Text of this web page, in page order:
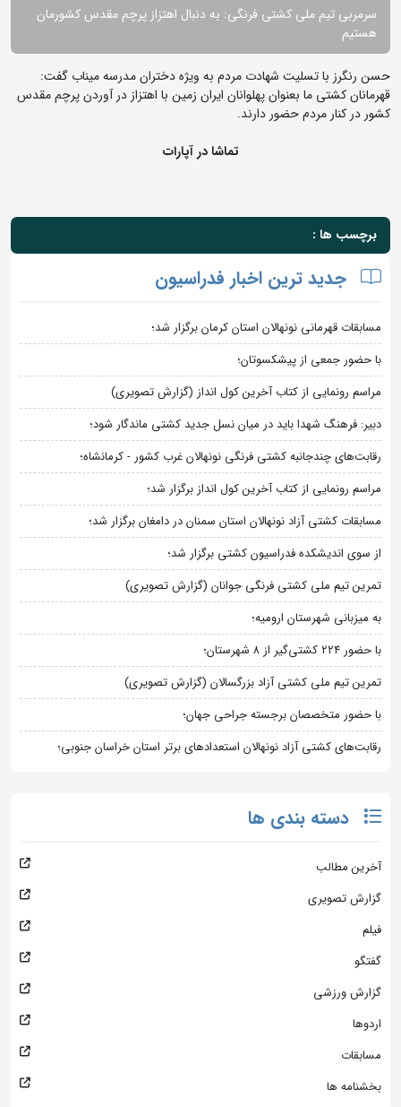
سرمربی تیم ملی کشتی فرنگی: به دنبال اهتزاز پرچم مقدس کشورمان
هستیم
حسن رنگرز با تسلیت شهادت مردم به ویژه دختران مدرسه میناب گفت:
قهرمانان کشتی ما بعنوان پهلوانان ایران زمین با اهتزاز در آوردن پرچم مقدس
کشور در کنار مردم حضور دارند.
تماشا در آپارات
برچسب ها :
جدید ترین اخبار فدراسیون
مسابقات قهرمانی نونهالان استان کرمان برگزار شد؛
با حضور جمعی از پیشکسوتان؛
مراسم رونمایی از کتاب آخرین کول انداز (گزارش تصویری)
دبیر: فرهنگ شهدا باید در میان نسل جدید کشتی ماندگار شود؛
رقابت‌های چندجانبه کشتی فرنگی نونهالان غرب کشور - کرمانشاه؛
مراسم رونمایی از کتاب آخرین کول انداز برگزار شد؛
مسابقات کشتی آزاد نونهالان استان سمنان در دامغان برگزار شد؛
از سوی اندیشکده فدراسیون کشتی برگزار شد؛
تمرین تیم ملی کشتی فرنگی جوانان (گزارش تصویری)
به میزبانی شهرستان ارومیه؛
با حضور ۲۲۴ کشتی‌گیر از ۸ شهرستان؛
تمرین تیم ملی کشتی آزاد بزرگسالان (گزارش تصویری)
با حضور متخصصان برجسته جراحی جهان؛
رقابت‌های کشتی آزاد نونهالان استعدادهای برتر استان خراسان جنوبی؛
دسته بندی ها
آخرین مطالب
گزارش تصویری
فیلم
گفتگو
گزارش ورزشی
اردوها
مسابقات
بخشنامه ها